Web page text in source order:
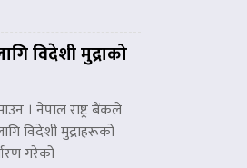
विदेशी मुद्राको
। नेपाल राष्ट्र बैंकले
विदेशी मुद्राहरूको
गरेको